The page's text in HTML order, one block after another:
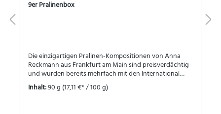
9er Pralinenbox
Die einzigartigen Pralinen-Kompositionen von Anna
Reckmann aus Frankfurt am Main sind preisverdächtig
und wurden bereits mehrfach mit den International
Chocolate Awards für die DACH-Region ausgezeichnet.
Die liebevoll zusammengestellte Auswahl
Inhalt:90 g (17,11 €* / 100 g)